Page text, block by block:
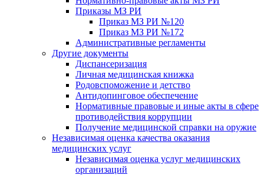
Приказы МЗ РИ
Приказ МЗ РИ №120
Приказ МЗ РИ №172
Административные регламенты
Другие документы
Диспансеризация
Личная медицинская книжка
Родовспоможение и детство
Антидопинговое обеспечение
Нормативные правовые и иные акты в сфере
противодействия коррупции
Получение медицинской справки на оружие
Независимая оценка качества оказания
медицинских услуг
Независимая оценка услуг медицинскиx
организаций